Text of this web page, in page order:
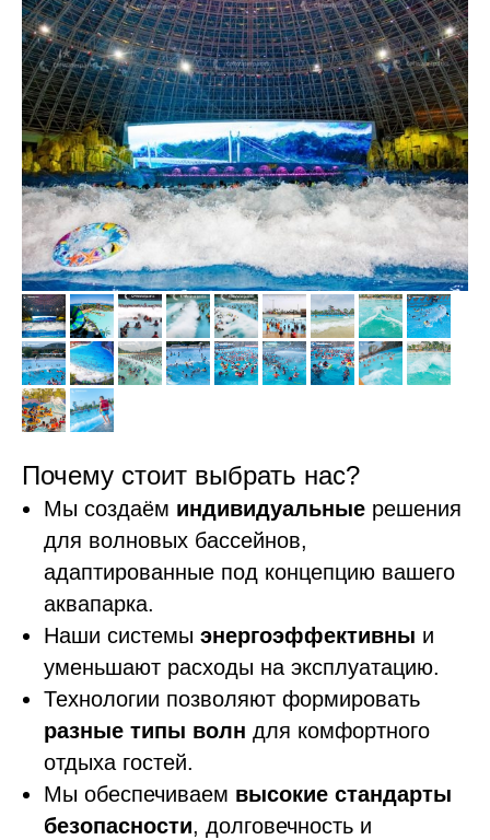
Почему стоит выбрать нас?
Мы создаём индивидуальные решения
для волновых бассейнов,
адаптированные под концепцию вашего
аквапарка.
Наши системы энергоэффективны и
уменьшают расходы на эксплуатацию.
Технологии позволяют формировать
разные типы волн для комфортного
отдыха гостей.
Мы обеспечиваем высокие стандарты
безопасности, долговечность и